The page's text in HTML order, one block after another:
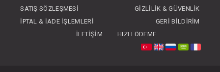
SATIŞ SÖZLEŞMESI
GIZLILIK & GÜVENLIK
İPTAL & İADE İŞLEMLERI
GERI BILDIRIM
İLETIŞIM
HIZLI ÖDEME